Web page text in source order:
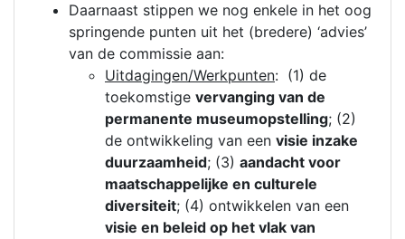
Daarnaast stippen we nog enkele in het oog
springende punten uit het (bredere) ‘advies’
van de commissie aan:
Uitdagingen/Werkpunten: (1) de
toekomstige vervanging van de
permanente museumopstelling; (2)
de ontwikkeling van een visie inzake
duurzaamheid; (3) aandacht voor
maatschappelijke en culturele
diversiteit; (4) ontwikkelen van een
visie en beleid op het vlak van